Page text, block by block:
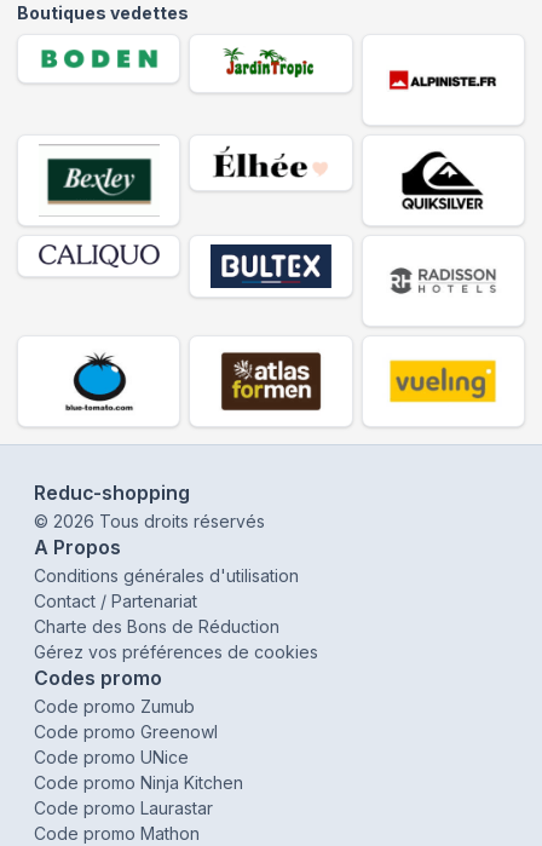
Boutiques vedettes
Reduc-shopping
© 2026 Tous droits réservés
A Propos
Conditions générales d'utilisation
Contact / Partenariat
Charte des Bons de Réduction
Gérez vos préférences de cookies
Codes promo
Code promo Zumub
Code promo Greenowl
Code promo UNice
Code promo Ninja Kitchen
Code promo Laurastar
Code promo Mathon